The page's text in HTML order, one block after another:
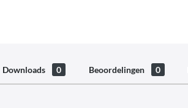
Downloads 0 Beoordelingen 0